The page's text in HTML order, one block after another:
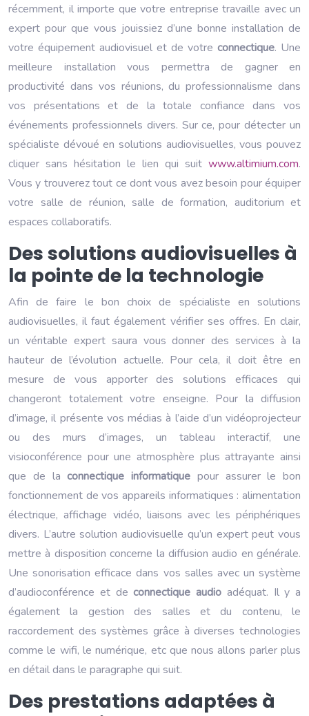
récemment, il importe que votre entreprise travaille avec un
expert pour que vous jouissiez d’une bonne installation de
votre équipement audiovisuel et de votre connectique. Une
meilleure installation vous permettra de gagner en
productivité dans vos réunions, du professionnalisme dans
vos présentations et de la totale confiance dans vos
événements professionnels divers. Sur ce, pour détecter un
spécialiste dévoué en solutions audiovisuelles, vous pouvez
cliquer sans hésitation le lien qui suit www.altimium.com.
Vous y trouverez tout ce dont vous avez besoin pour équiper
votre salle de réunion, salle de formation, auditorium et
espaces collaboratifs.
Des solutions audiovisuelles à
la pointe de la technologie
Afin de faire le bon choix de spécialiste en solutions
audiovisuelles, il faut également vérifier ses offres. En clair,
un véritable expert saura vous donner des services à la
hauteur de l’évolution actuelle. Pour cela, il doit être en
mesure de vous apporter des solutions efficaces qui
changeront totalement votre enseigne. Pour la diffusion
d’image, il présente vos médias à l’aide d’un vidéoprojecteur
ou des murs d’images, un tableau interactif, une
visioconférence pour une atmosphère plus attrayante ainsi
que de laconnectique informatique pour assurer le bon
fonctionnement de vos appareils informatiques : alimentation
électrique, affichage vidéo, liaisons avec les périphériques
divers. L’autre solution audiovisuelle qu’un expert peut vous
mettre à disposition concerne la diffusion audio en générale.
Une sonorisation efficace dans vos salles avec un système
d’audioconférence et deconnectique audio adéquat. Il y a
également la gestion des salles et du contenu, le
raccordement des systèmes grâce à diverses technologies
comme le wifi, le numérique, etc que nous allons parler plus
en détail dans le paragraphe qui suit.
Des prestations adaptées à